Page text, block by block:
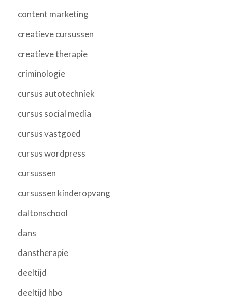
content marketing
creatieve cursussen
creatieve therapie
criminologie
cursus autotechniek
cursus social media
cursus vastgoed
cursus wordpress
cursussen
cursussen kinderopvang
daltonschool
dans
danstherapie
deeltijd
deeltijd hbo